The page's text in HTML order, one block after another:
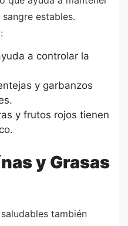
estables.
a controlar la
y garbanzos
y frutos rojos tienen
y Grasas
también